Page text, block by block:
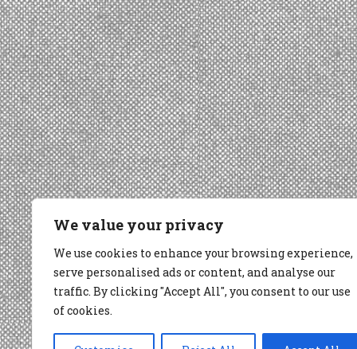
We value your privacy
We use cookies to enhance your browsing experience,
serve personalised ads or content, and analyse our
traffic. By clicking "Accept All", you consent to our use
of cookies.